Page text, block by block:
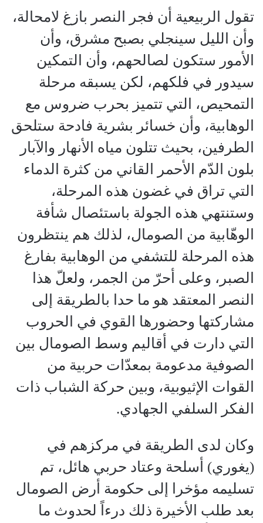
تقول الربيعية أن فجر النصر بازغ لامحالة،
وأن الليل سينجلي بصبح مشرق، وأن
الأمور ستكون لصالحهم، وأن التمكين
سيدور في فلكهم، لكن يسبقه مرحلة
التمحيص، التي تتميز بحرب ضروس مع
الوهابية، وأن خسائر بشرية فادحة ستلحق
الطرفين، بحيث تتلون مياه الأنهار والآبار
بلون الدّم الأحمر القاني من كثرة الدماء
التي تراق في غضون هذه المرحلة،
وستنتهي هذه الجولة باستئصال شأفة
الوهّابية من الصومال، لذلك هم ينتظرون
هذه المرحلة للتشفي من الوهابية بفارغ
الصبر، وعلى أحرّ من الجمر، ولعلّ هذا
النصر المعتقد هو ما حدا بالطريقة إلى
مشاركتها وحضورها القوي في الحروب
التي دارت في أقاليم وسط الصومال بين
الصوفية مدعومة بمعدّات حربية من
القوات الإثيوبية، وبين حركة الشباب ذات
الفكر السلفي الجهادي.
وكان لدى الطريقة في مركزهم في
(يغوري) أسلحة وعتاد حربي هائل، تم
تسليمه مؤخرا إلى حكومة أرض الصومال
بعد طلب الأخيرة ذلك درءاً لحدوث ما